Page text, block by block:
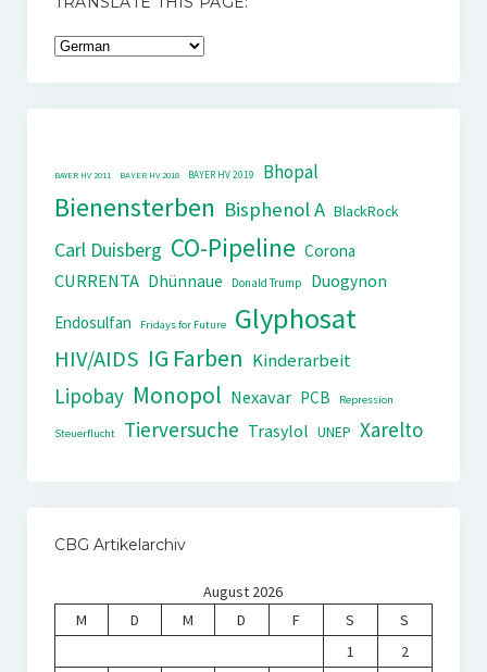
BAYER HV 2011 BAYER HV 2018 BAYER HV 2019 Bhopal
Bienensterben Bisphenol A BlackRock
Carl Duisberg CO-Pipeline Corona
CURRENTA Dhünnaue Donald Trump
Duogynon
Endosulfan
Fridays for Future Glyphosat
HIV/AIDS IG Farben Kinderarbeit
Lipobay Monopol Nexavar PCB Repression
Steuerflucht Tierversuche Trasylol UNEP Xarelto
CBG Artikelarchiv
August 2026
M
D M D F S
S
1
2